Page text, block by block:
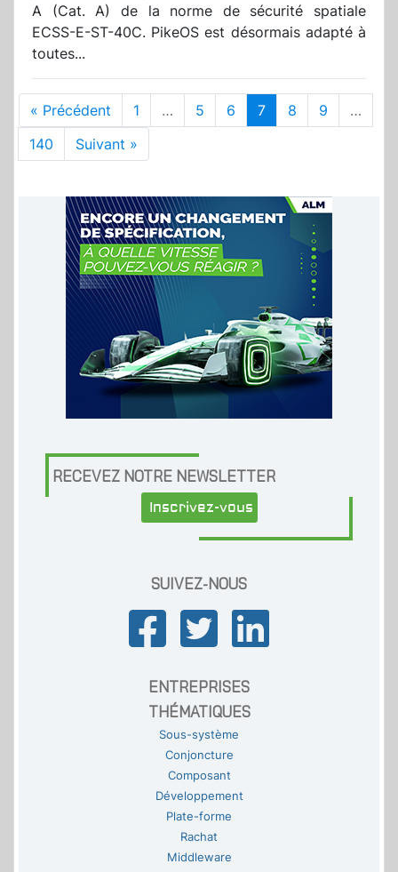
A (Cat. A) de la norme de sécurité spatiale
ECSS-E-ST-40C. PikeOS est désormais adapté à
toutes...
« Précédent 1 … 5 6 7 8 9
…
140
Suivant »
RECEVEZ NOTRE NEWSLETTER
Inscrivez-vous
SUIVEZ-NOUS
ENTREPRISES
THÉMATIQUES
Sous-système
Conjoncture
Composant
Développement
Plate-forme
Rachat
Middleware